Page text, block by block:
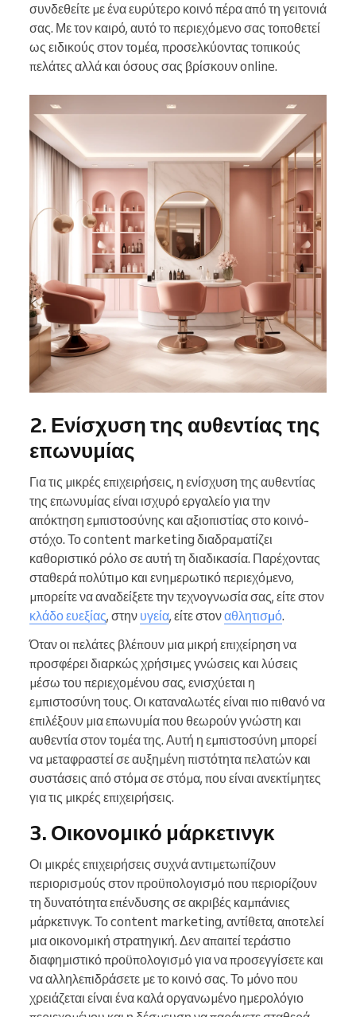
συνδεθείτε με ένα ευρύτερο κοινό πέρα από τη γειτονιά
σας. Με τον καιρό, αυτό το περιεχόμενο σας τοποθετεί
ως ειδικούς στον τομέα, προσελκύοντας τοπικούς
πελάτες αλλά και όσους σας βρίσκουν online.
2. Ενίσχυση της αυθεντίας της
επωνυμίας
Για τις μικρές επιχειρήσεις, η ενίσχυση της αυθεντίας
της επωνυμίας είναι ισχυρό εργαλείο για την
απόκτηση εμπιστοσύνης και αξιοπιστίας στο κοινό-
στόχο. Το content marketing διαδραματίζει
καθοριστικό ρόλο σε αυτή τη διαδικασία. Παρέχοντας
σταθερά πολύτιμο και ενημερωτικό περιεχόμενο,
μπορείτε να αναδείξετε την τεχνογνωσία σας, είτε στον
κλάδο ευεξίας, στην υγεία, είτε στοναθλητισμό.
Όταν οι πελάτες βλέπουν μια μικρή επιχείρηση να
προσφέρει διαρκώς χρήσιμες γνώσεις και λύσεις
μέσω του περιεχομένου σας, ενισχύεται η
εμπιστοσύνη τους. Οι καταναλωτές είναι πιο πιθανό να
επιλέξουν μια επωνυμία που θεωρούν γνώστη και
αυθεντία στον τομέα της. Αυτή η εμπιστοσύνη μπορεί
να μεταφραστεί σε αυξημένη πιστότητα πελατών και
συστάσεις από στόμα σε στόμα, που είναι ανεκτίμητες
για τις μικρές επιχειρήσεις.
3. Οικονομικό μάρκετινγκ
Οι μικρές επιχειρήσεις συχνά αντιμετωπίζουν
περιορισμούς στον προϋπολογισμό που περιορίζουν
τη δυνατότητα επένδυσης σε ακριβές καμπάνιες
μάρκετινγκ. Το content marketing, αντίθετα, αποτελεί
μια οικονομική στρατηγική. Δεν απαιτεί τεράστιο
διαφημιστικό προϋπολογισμό για να προσεγγίσετε και
να αλληλεπιδράσετε με το κοινό σας. Το μόνο που
χρειάζεται είναι ένα καλά οργανωμένο ημερολόγιο